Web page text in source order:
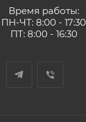
Время работы:
ПН-ЧТ: 8:00 - 17:30
ПТ: 8:00 - 16:30